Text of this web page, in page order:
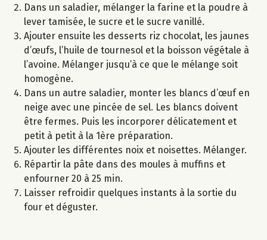
Dans un saladier, mélanger la farine et la poudre à
lever tamisée, le sucre et le sucre vanillé.
Ajouter ensuite les desserts riz chocolat, les jaunes
d’œufs, l’huile de tournesol et la boisson végétale à
l’avoine. Mélanger jusqu’à ce que le mélange soit
homogène.
Dans un autre saladier, monter les blancs d’œuf en
neige avec une pincée de sel. Les blancs doivent
être fermes. Puis les incorporer délicatement et
petit à petit à la 1ère préparation.
Ajouter les différentes noix et noisettes. Mélanger.
Répartir la pâte dans des moules à muffins et
enfourner 20 à 25 min.
Laisser refroidir quelques instants à la sortie du
four et déguster.